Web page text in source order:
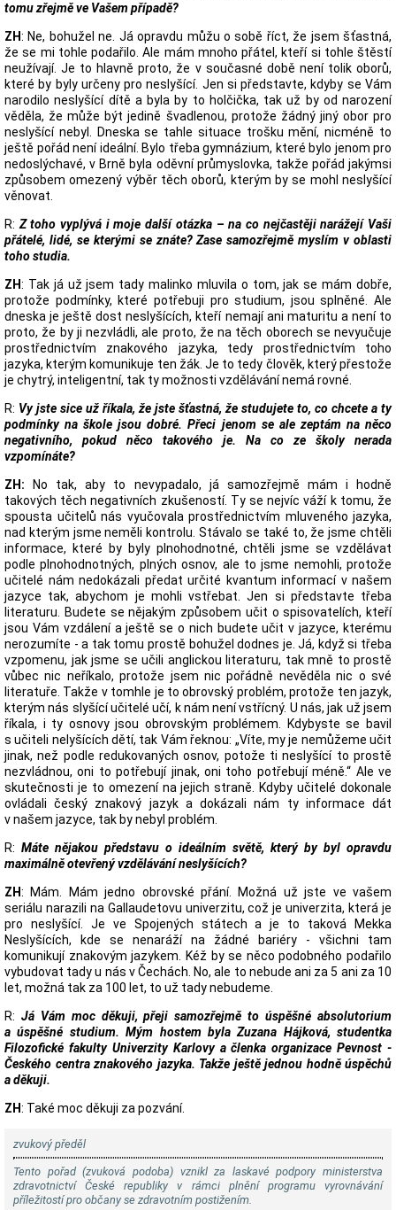
tomu zřejmě ve Vašem případě?
ZH: Ne, bohužel ne. Já opravdu můžu o sobě říct, že jsem šťastná,
že se mi tohle podařilo. Ale mám mnoho přátel, kteří si tohle štěstí
neužívají. Je to hlavně proto, že v současné době není tolik oborů,
které by byly určeny pro neslyšící. Jen si představte, kdyby se Vám
narodilo neslyšící dítě a byla by to holčička, tak už by od narození
věděla, že může být jedině švadlenou, protože žádný jiný obor pro
neslyšící nebyl. Dneska se tahle situace trošku mění, nicméně to
ještě pořád není ideální. Bylo třeba gymnázium, které bylo jenom pro
nedoslýchavé, v Brně byla oděvní průmyslovka, takže pořád jakýmsi
způsobem omezený výběr těch oborů, kterým by se mohl neslyšící
věnovat.
R: Z toho vyplývá i moje další otázka – na co nejčastěji narážejí Vaši
přátelé, lidé, se kterými se znáte? Zase samozřejmě myslím v oblasti
toho studia.
ZH: Tak já už jsem tady malinko mluvila o tom, jak se mám dobře,
protože podmínky, které potřebuji pro studium, jsou splněné. Ale
dneska je ještě dost neslyšících, kteří nemají ani maturitu a není to
proto, že by ji nezvládli, ale proto, že na těch oborech se nevyučuje
prostřednictvím znakového jazyka, tedy prostřednictvím toho
jazyka, kterým komunikuje ten žák. Je to tedy člověk, který přestože
je chytrý, inteligentní, tak ty možnosti vzdělávání nemá rovné.
R: Vy jste sice už říkala, že jste šťastná, že studujete to, co chcete a ty
podmínky na škole jsou dobré. Přeci jenom se ale zeptám na něco
negativního, pokud něco takového je. Na co ze školy nerada
vzpomínáte?
ZH: No tak, aby to nevypadalo, já samozřejmě mám i hodně
takových těch negativních zkušeností. Ty se nejvíc váží k tomu, že
spousta učitelů nás vyučovala prostřednictvím mluveného jazyka,
nad kterým jsme neměli kontrolu. Stávalo se také to, že jsme chtěli
informace, které by byly plnohodnotné, chtěli jsme se vzdělávat
podle plnohodnotných, plných osnov, ale to jsme nemohli, protože
učitelé nám nedokázali předat určité kvantum informací v našem
jazyce tak, abychom je mohli vstřebat. Jen si představte třeba
literaturu. Budete se nějakým způsobem učit o spisovatelích, kteří
jsou Vám vzdálení a ještě se o nich budete učit v jazyce, kterému
nerozumíte - a tak tomu prostě bohužel dodnes je. Já, když si třeba
vzpomenu, jak jsme se učili anglickou literaturu, tak mně to prostě
vůbec nic neříkalo, protože jsem nic pořádně nevěděla nic o své
literatuře. Takže v tomhle je to obrovský problém, protože ten jazyk,
kterým nás slyšící učitelé učí, k nám není vstřícný. U nás, jak už jsem
říkala, i ty osnovy jsou obrovským problémem. Kdybyste se bavil
s učiteli nelyšících dětí, tak Vám řeknou: „Víte, my je nemůžeme učit
jinak, než podle redukovaných osnov, potože ti neslyšící to prostě
nezvládnou, oni to potřebují jinak, oni toho potřebují méně.“ Ale ve
skutečnosti je to omezení na jejich straně. Kdyby učitelé dokonale
ovládali český znakový jazyk a dokázali nám ty informace dát
v našem jazyce, tak by nebyl problém.
R: Máte nějakou představu o ideálním světě, který by byl opravdu
maximálně otevřený vzdělávání neslyšících?
ZH: Mám. Mám jedno obrovské přání. Možná už jste ve vašem
seriálu narazili na Gallaudetovu univerzitu, což je univerzita, která je
pro neslyšící. Je ve Spojených státech a je to taková Mekka
Neslyšících, kde se nenaráží na žádné bariéry - všichni tam
komunikují znakovým jazykem. Kéž by se něco podobného podařilo
vybudovat tady u nás v Čechách. No, ale to nebude ani za 5 ani za 10
let, možná tak za 100 let, to už tady nebudeme.
R: Já Vám moc děkuji, přeji samozřejmě to úspěšné absolutorium
a úspěšné studium. Mým hostem byla Zuzana Hájková, studentka
Filozofické fakulty Univerzity Karlovy a členka organizace Pevnost -
Českého centra znakového jazyka. Takže ještě jednou hodně úspěchů
a děkuji.
ZH: Také moc děkuji za pozvání.
zvukový předěl
Tento pořad (zvuková podoba) vznikl za laskavé podpory ministerstva
zdravotnictví České republiky v rámci plnění programu vyrovnávání
příležitostí pro občany se zdravotním postižením.